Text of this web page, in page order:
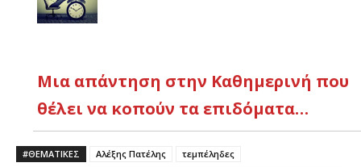
Μια απάντηση στην Καθημερινή που
θέλει να κοπούν τα επιδόματα…
#ΘΕΜΑΤΙΚΈΣ Αλέξης Πατέλης τεμπέληδες